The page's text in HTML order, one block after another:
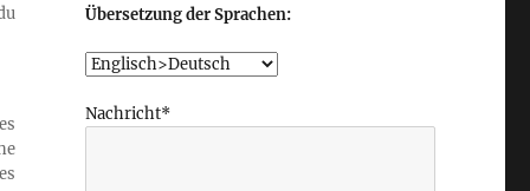
Übersetzung der Sprachen:
Nachricht*